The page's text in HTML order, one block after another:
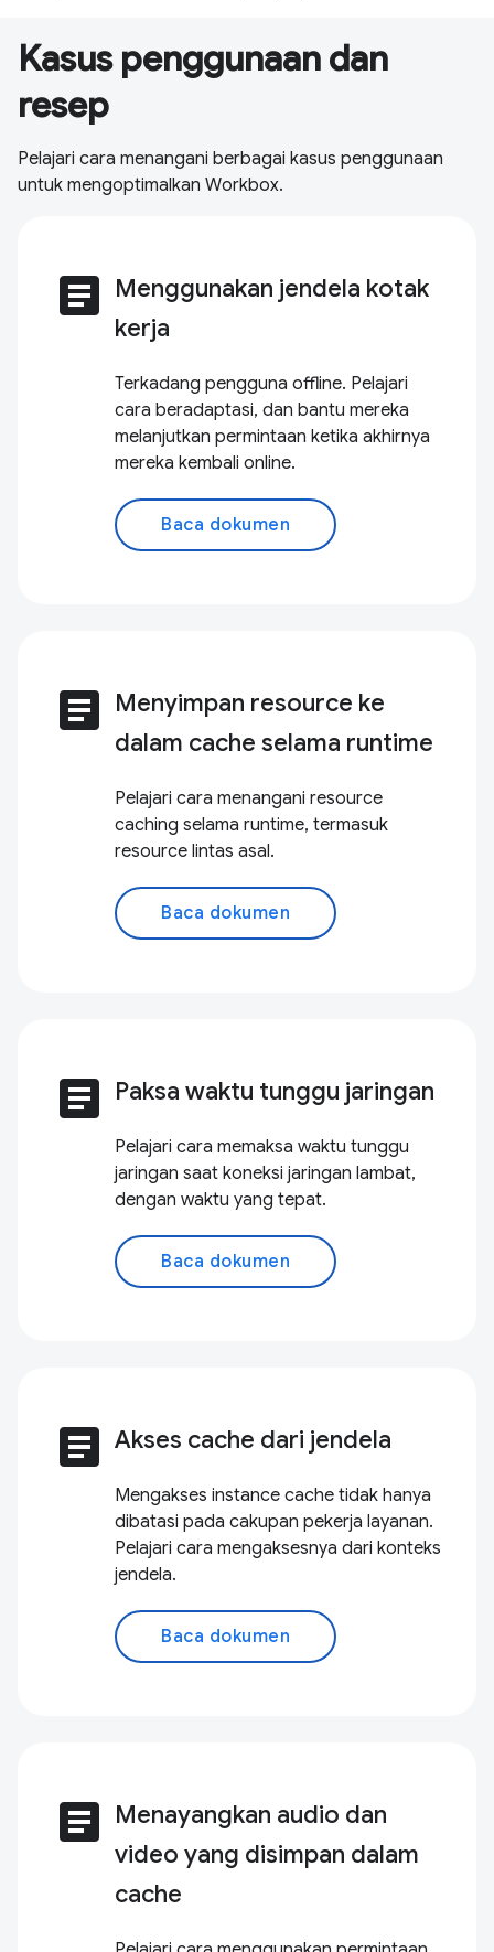
Kasus penggunaan dan
resep
Pelajari cara menangani berbagai kasus penggunaan
untuk mengoptimalkan Workbox.
article Menggunakan jendela kotak
kerja
Terkadang pengguna offline. Pelajari
cara beradaptasi, dan bantu mereka
melanjutkan permintaan ketika akhirnya
mereka kembali online.
Baca dokumen
article Menyimpan resource ke
dalam cache selama runtime
Pelajari cara menangani resource
caching selama runtime, termasuk
resource lintas asal.
Baca dokumen
article Paksa waktu tunggu jaringan
Pelajari cara memaksa waktu tunggu
jaringan saat koneksi jaringan lambat,
dengan waktu yang tepat.
Baca dokumen
article Akses cache dari jendela
Mengakses instance cache tidak hanya
dibatasi pada cakupan pekerja layanan.
Pelajari cara mengaksesnya dari konteks
jendela.
Baca dokumen
article Menayangkan audio dan
video yang disimpan dalam
cache